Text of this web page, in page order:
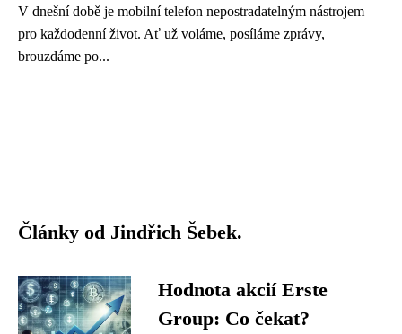
V dnešní době je mobilní telefon nepostradatelným nástrojem
pro každodenní život. Ať už voláme, posíláme zprávy,
brouzdáme po...
Články od Jindřich Šebek.
Hodnota akcií Erste
Group: Co čekat?